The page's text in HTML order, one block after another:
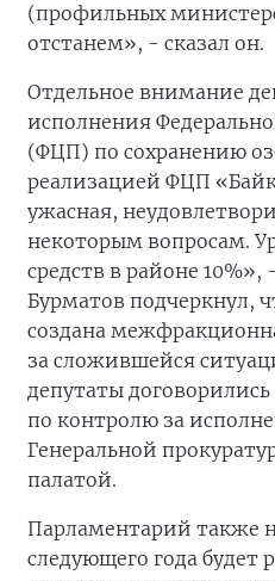
(профильных
отстанем», - сказал он.
Отдельное внимание
исполнения
(ФЦП) по сохранению
реализацией ФЦП
ужасная,
некоторым вопросам.
средств в районе 10%»,
Бурматов подчеркнул,
создана
за сложившейся
депутаты
по контролю за
Генеральной
палатой.
Парламентарий также
следующего года будет